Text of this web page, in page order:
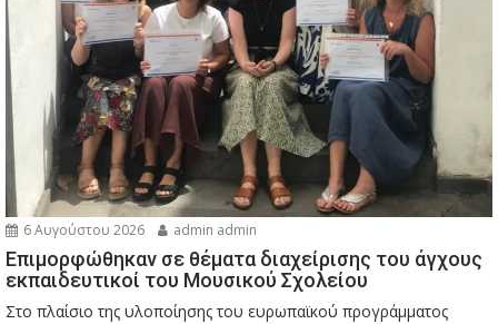
6 Αυγούστου 2026 admin admin
Eπιμορφώθηκαν σε θέματα διαχείρισης του άγχους
εκπαιδευτικοί του Μουσικού Σχολείου
Στο πλαίσιο της υλοποίησης του ευρωπαϊκού προγράμματος